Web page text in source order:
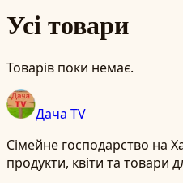
Усі товари
Товарів поки немає.
Дача TV
Сімейне господарство на
продукти, квіти та товари